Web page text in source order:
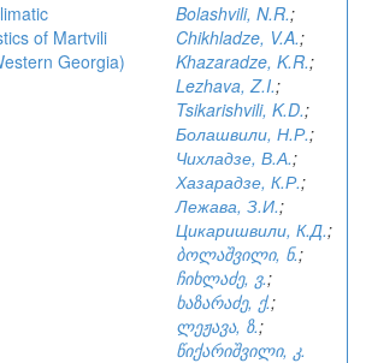
of Martvili
Georgia)
Bolashvili, N.R.;
Chikhladze, V.A.;
Khazaradze, K.R.;
Lezhava, Z.I.;
Tsikarishvili, K.D.;
Болашвили, Н.Р.;
Чихладзе, В.А.;
Хазарадзе, К.Р.;
Лежава, З.И.;
Цикаришвили, К.Д.;
ბოლაშვილი, ნ.;
ჩიხლაძე, ვ.;
ხაზარაძე, ქ.;
ლეჟავა, ზ.;
წიქარიშვილი, კ.